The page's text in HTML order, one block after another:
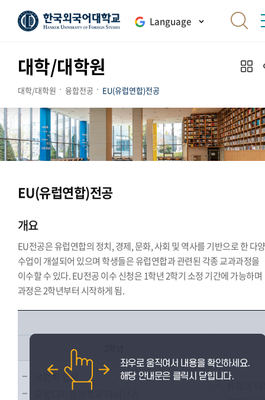
Language
대학/대학원
대학/대학원 융합전공 EU(유럽연합)전공
EU(유럽연합)전공
개요
EU전공은 유럽연합의 정치, 경제, 문화, 사회 및 역사를 기반으로 한 다
수업이 개설되어 있으며 학생들은 유럽연합과 관련된 각종 교과과정을
이수할 수 있다. EU전공 이수 신청은 1학년 2학기 소정 기간에 가능하며
과정은 2학년부터 시작하게 됨.
유럽학 입문
유럽디지털정책과 더버넌스